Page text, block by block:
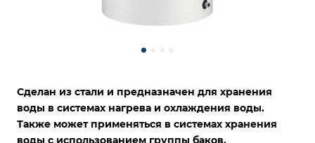
Сделан из стали и предназначен для хранения
воды в системах нагрева и охлаждения воды.
Также может применяться в системах хранения
воды с использованием группы баков.